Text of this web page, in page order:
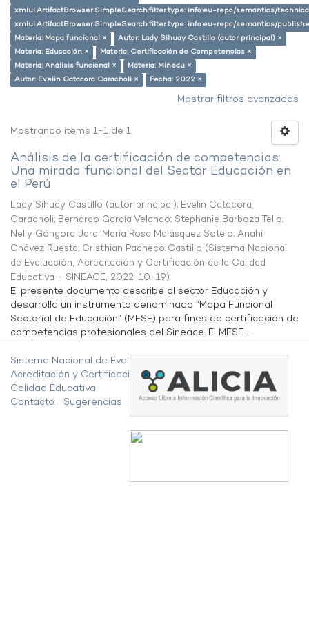
xmlui.ArtifactBrowser.SimpleSearch.filter.type: info:eu-repo/semantics/
xmlui.ArtifactBrowser.SimpleSearch.filter.type: info:eu-repo/semantics/
Materia: Mapa funcional ×
Autor: Lady Sihuay Castillo (autor principal) ×
Materia: Educación ×
Materia: Certificación de Competencias ×
Materia: Análisis funcional ×
Materia: Minedu ×
Autor: Evelin Catacora Caracholi ×
Fecha: 2022 ×
Mostrar filtros avanzados
Mostrando ítems 1-1 de 1
Análisis de la certificación de competencias:
Una mirada funcional del Sector Educación en
el Perú
Lady Sihuay Castillo (autor principal); Evelin Catacora
Caracholi; Bernardo García Velando; Stephanie Barboza Tello;
Nelly Góngora Jara; María Rosa Malásquez Sotelo; Anahí
Chávez Ruesta; Cristhian Pacheco Castillo (Sistema Nacional
de Evaluación, Acreditación y Certificación de la Calidad
Educativa - SINEACE, 2022-10-19)
El presente documento describe al sector Educación y
desarrolla un instrumento denominado “Mapa Funcional
Sectorial de Educación” (MFSE) para fines de certificación de
competencias profesionales del Sineace. El MFSE ...
Sistema Nacional de Evaluación,
Acreditación y Certificación de la
Calidad Educativa
Contacto
Sugerencias